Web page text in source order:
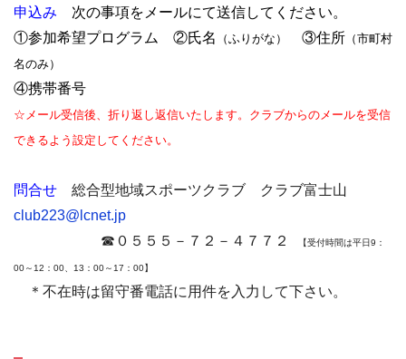
申込み 次の事項をメールにて送信してください。
①参加希望プログラム ②氏名
（ふりがな） ③住所 （市町村
名のみ）
④携帯番号
☆メール受信後、折り返し返信いたします。クラブからのメールを受信
できるよう設定してください。
問合せ 総合型地域スポーツクラブ クラブ富士山
club223@lcnet.jp
☎０５５５－７２－４７７２
【受付時間は平日9：
00～12：00、13：00～17：00】
＊不在時は留守番電話に用件を入力して下さい。